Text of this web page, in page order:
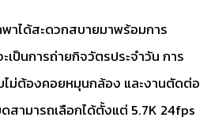
าได้สะดวกสบายมาพร้อมการ
เป็นการถ่ายกิจวัตรประจำวัน การ
ไม่ต้องคอยหมุนกล้อง และงานตัดต่อ
สามารถเลือกได้ตั้งแต่ 5.7K 24fps